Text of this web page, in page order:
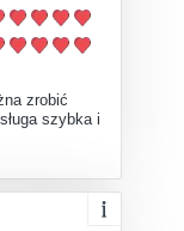
zrobić
szybka i